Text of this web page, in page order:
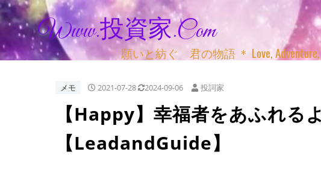
Www.投資家.com
願いと紡ぐ 君の物語 ＊ Love,
メモ 2021-07-28 2024-09-06 投詞家
【Happy】幸福者をあふれる
【LeadandGuide】